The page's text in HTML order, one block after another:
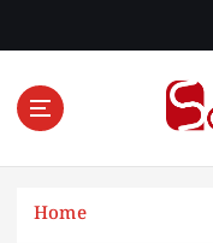
Online
Home